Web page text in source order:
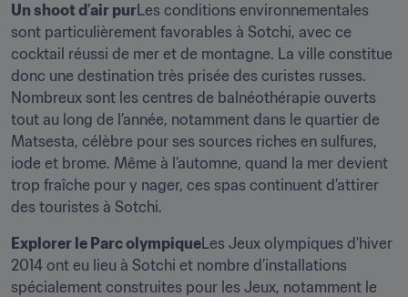
Un shoot d’air purLes conditions environnementales
sont particulièrement favorables à Sotchi, avec ce
cocktail réussi de mer et de montagne. La ville constitue
donc une destination très prisée des curistes russes.
Nombreux sont les centres de balnéothérapie ouverts
tout au long de l’année, notamment dans le quartier de
Matsesta, célèbre pour ses sources riches en sulfures,
iode et brome. Même à l’automne, quand la mer devient
trop fraîche pour y nager, ces spas continuent d’attirer
des touristes à Sotchi.
Explorer le Parc olympiqueLes Jeux olympiques d’hiver
2014 ont eu lieu à Sotchi et nombre d’installations
spécialement construites pour les Jeux, notamment le